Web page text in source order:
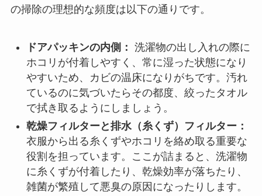
の掃除の理想的な頻度は以下の通りです。
ドアパッキンの内側： 洗濯物の出し入れの際に
ホコリが付着しやすく、常に湿った状態になり
やすいため、カビの温床になりがちです。汚れ
ているのに気づいたらその都度、絞ったタオル
で拭き取るようにしましょう。
乾燥フィルターと排水（糸くず）フィルター：
衣服から出る糸くずやホコリを絡め取る重要な
役割を担っています。ここが詰まると、洗濯物
に糸くずが付着したり、乾燥効率が落ちたり、
雑菌が繁殖して悪臭の原因になったりします。